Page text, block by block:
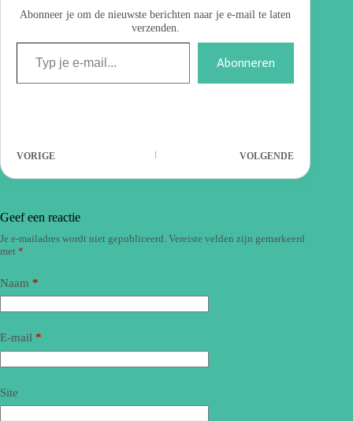
Abonneer je om de nieuwste berichten naar je e-mail te laten
verzenden.
Abonneren
VORIGE VOLGENDE
Geef een reactie
Je e-mailadres wordt niet gepubliceerd. Vereiste velden zijn gemarkeerd
met *
Naam *
E-mail *
Site